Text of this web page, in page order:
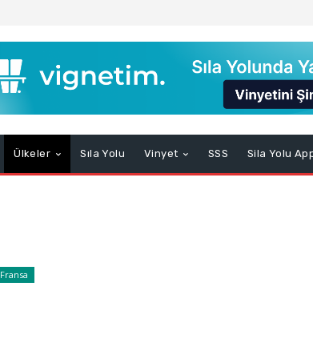
Ülkeler Sıla Yolu Vinyet SSS Sila Yolu
Fransa